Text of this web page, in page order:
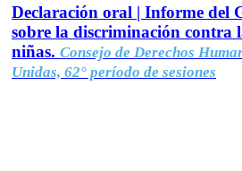
Declaración oral | Informe del
sobre la discriminación contra
niñas. Consejo de Derechos
Unidas, 62° período de sesiones